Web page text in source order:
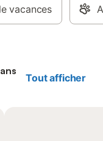
vacances
Tout afficher